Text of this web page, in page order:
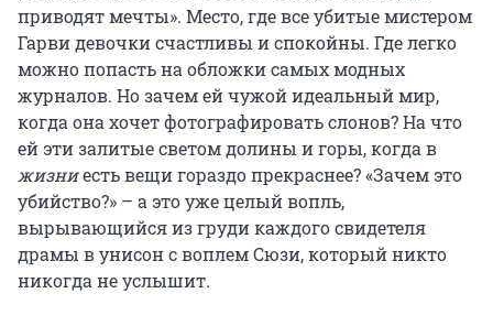
приводят мечты». Место, где все убитые мистером
Гарви девочки счастливы и спокойны. Где легко
можно попасть на обложки самых модных
журналов. Но зачем ей чужой идеальный мир,
когда она хочет фотографировать слонов? На что
ей эти залитые светом долины и горы, когда в
жизниесть вещи гораздо прекраснее? «Зачем это
убийство?» – а это уже целый вопль,
вырывающийся из груди каждого свидетеля
драмы в унисон с воплем Сюзи, который никто
никогда не услышит.